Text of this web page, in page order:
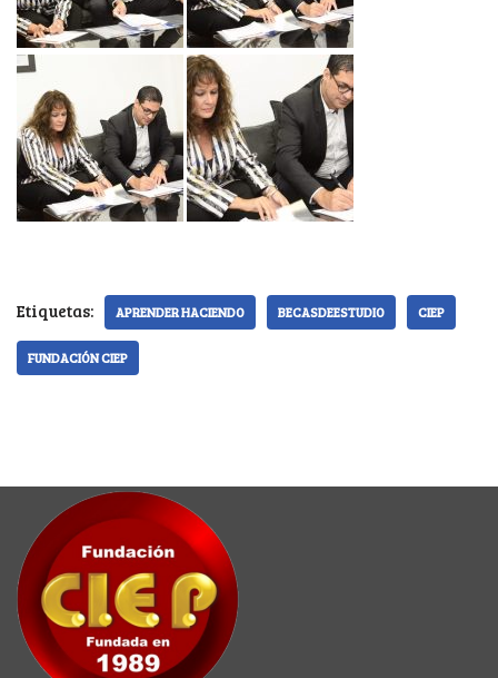
Etiquetas: APRENDER HACIENDO BECASDEESTUDIO CIEP
FUNDACIÓN CIEP